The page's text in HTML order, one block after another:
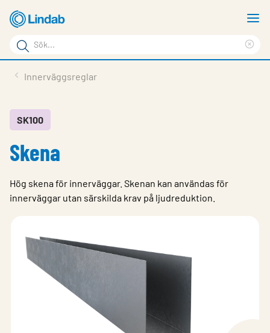
Hoppa
till
huvudinnehållet
Sökord
Sök
på
Service & Support
Hållbarhet
Kontakt
Choose languge
Innerväggsreglar
SK100
​Skena
Hög skena för innerväggar. Skenan kan användas för
innerväggar utan särskilda krav på ljudreduktion.